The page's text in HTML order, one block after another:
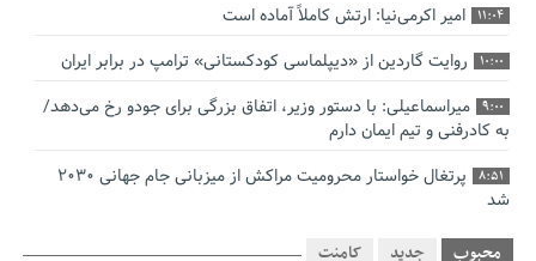
11:04 امیر اکرمی‌نیا: ارتش کاملاً آماده است
10:00 روایت گاردین از «دیپلماسی کودکستانی» ترامپ در برابر ایران
9:00
میراسماعیلی: با دستور وزیر، اتفاق بزرگی برای جودو رخ می‌دهد/
به کادرفنی و تیم ایمان دارم
8:51
پرتغال خواستار محرومیت مراکش از میزبانی جام جهانی ۲۰۳۰
شد
فریدون جیرانی: اکبر عبدی حیف شدمحبوب جدید کامنت